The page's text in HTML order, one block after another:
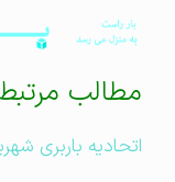
مطالب مرتبط:
اتحادیه باربری شهریار